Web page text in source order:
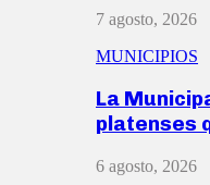
7 agosto, 2026
MUNICIPIOS
La
platenses
6 agosto, 2026